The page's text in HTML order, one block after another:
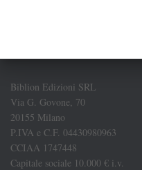
Biblion Edizioni SRL
Via G. Govone, 70
20155 Milano
P.IVA e C.F. 04430980963
CCIAA 1747448
Capitale sociale 10.000 € i.v.